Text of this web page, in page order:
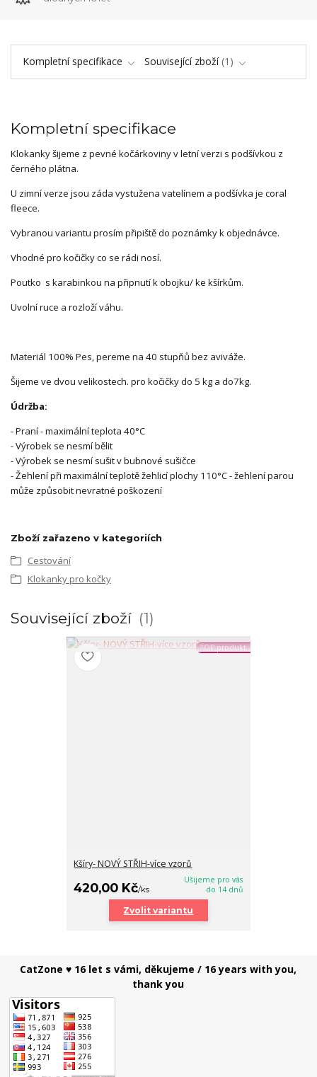
Kompletní specifikace Související zboží 1
Kompletní specifikace
Klokanky šijeme z pevné kočárkoviny v letní verzi s podšívkou z
černého plátna.
U zimní verze jsou záda vystužena vatelínem a podšívka je coral
fleece.
Vybranou variantu prosím připiště do poznámky k objednávce.
Vhodné pro kočičky co se rádi nosí.
Poutko s karabinkou na připnutí k obojku/ ke kšírkům.
Uvolní ruce a rozloží váhu.
Materiál 100% Pes, pereme na 40 stupňů bez aviváže.
Šijeme ve dvou velikostech. pro kočičky do 5 kg a do7kg.
Údržba:
- Praní - maximální teplota 40°C
- Výrobek se nesmí bělit
- Výrobek se nesmí sušit v bubnové sušičce
- Žehlení při maximální teplotě žehlicí plochy 110°C - žehlení parou
může způsobit nevratné poškození
Zboží zařazeno v kategoriích
Cestování
Klokanky pro kočky
Související zboží 1
TOP produkt
Kšíry- NOVÝ STŘIH-více vzorů
420,00 Kč/ks
Ušijeme pro vás
do 14 dnů
Zvolit variantu
CatZone ♥ 16 let s vámi, děkujeme / 16 years with you,
thank you